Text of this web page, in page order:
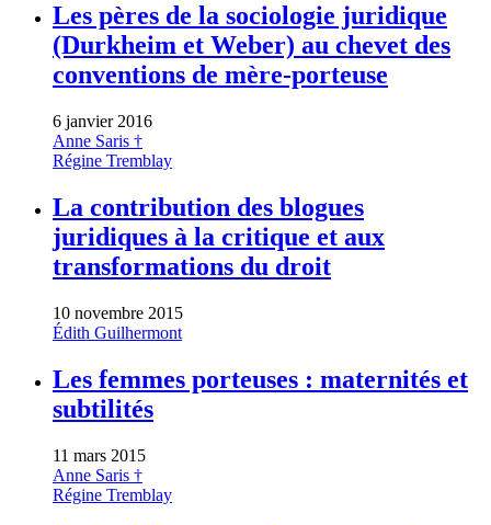
Les pères de la sociologie juridique
(Durkheim et Weber) au chevet des
conventions de mère-porteuse
6 janvier 2016
Anne Saris †
Régine Tremblay
La contribution des blogues
juridiques à la critique et aux
transformations du droit
10 novembre 2015
Édith Guilhermont
Les femmes porteuses : maternités et
subtilités
11 mars 2015
Anne Saris †
Régine Tremblay